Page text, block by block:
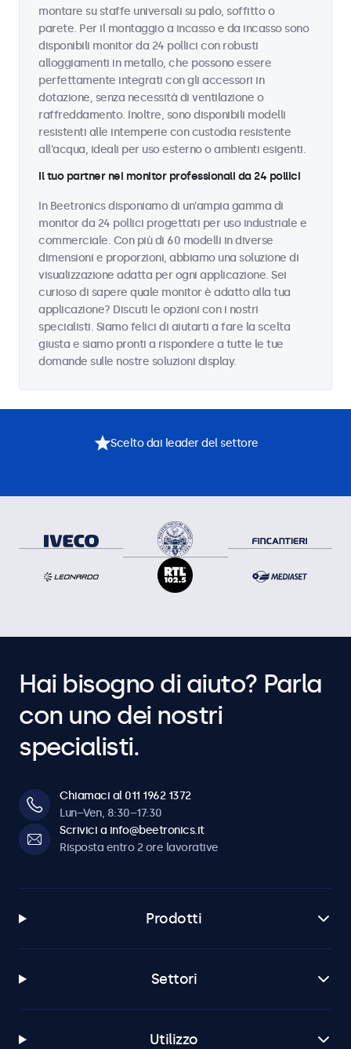
montare su staffe universali su palo, soffitto o
parete. Per il montaggio a incasso e da incasso sono
disponibili monitor da 24 pollici con robusti
alloggiamenti in metallo, che possono essere
perfettamente integrati con gli accessori in
dotazione, senza necessità di ventilazione o
raffreddamento. Inoltre, sono disponibili modelli
resistenti alle intemperie con custodia resistente
all'acqua, ideali per uso esterno o ambienti esigenti.
Il tuo partner nei monitor professionali da 24 pollici
In Beetronics disponiamo di un'ampia gamma di
monitor da 24 pollici progettati per uso industriale e
commerciale. Con più di 60 modelli in diverse
dimensioni e proporzioni, abbiamo una soluzione di
visualizzazione adatta per ogni applicazione. Sei
curioso di sapere quale monitor è adatto alla tua
applicazione? Discuti le opzioni con i nostri
specialisti. Siamo felici di aiutarti a fare la scelta
giusta e siamo pronti a rispondere a tutte le tue
domande sulle nostre soluzioni display.
Scelto dai leader del settore
Hai bisogno di aiuto? Parla
con uno dei nostri
specialisti.
Chiamaci al 011 1962 1372
Lun–Ven, 8:30–17:30
Scrivici a info@beetronics.it
Risposta entro 2 ore lavorative
Prodotti
Settori
Utilizzo